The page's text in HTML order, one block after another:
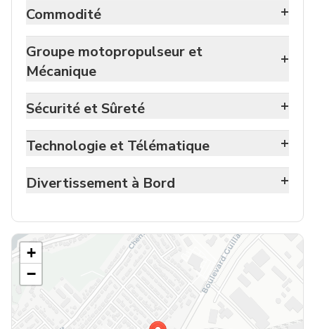
Commodité +
Groupe motopropulseur et
Mécanique
+
Sécurité et Sûreté +
Technologie et Télématique +
Divertissement à Bord +
+
−